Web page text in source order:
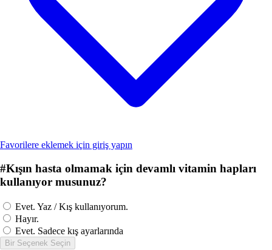
Favorilere eklemek için giriş yapın
#Kışın hasta olmamak için devamlı vitamin hapları
kullanıyor musunuz?
Evet. Yaz / Kış kullanıyorum.
Hayır.
Evet. Sadece kış ayarlarında
Bir Seçenek Seçin